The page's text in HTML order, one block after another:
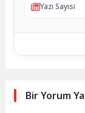
Yazı Sayısı
Bir Yorum